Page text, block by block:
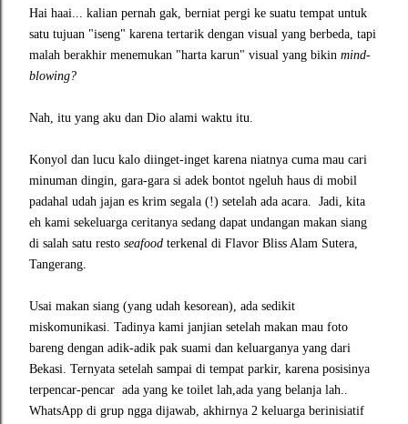
Hai haai... kalian pernah gak, berniat pergi ke suatu tempat untuk
satu tujuan "iseng" karena tertarik dengan visual yang berbeda, tapi
malah berakhir menemukan "harta karun" visual yang bikin mind-
blowing?
Nah, itu yang aku dan Dio alami waktu itu.
Konyol dan lucu kalo diinget-inget karena niatnya cuma mau cari
minuman dingin, gara-gara si adek bontot ngeluh haus di mobil
padahal udah jajan es krim segala (!) setelah ada acara. Jadi, kita
eh kami sekeluarga ceritanya sedang dapat undangan makan siang
di salah satu resto seafood terkenal di Flavor Bliss Alam Sutera,
Tangerang.
Usai makan siang (yang udah kesorean), ada sedikit
miskomunikasi. Tadinya kami janjian setelah makan mau foto
bareng dengan adik-adik pak suami dan keluarganya yang dari
Bekasi. Ternyata setelah sampai di tempat parkir, karena posisinya
terpencar-pencar ada yang ke toilet lah,ada yang belanja lah..
WhatsApp di grup ngga dijawab, akhirnya 2 keluarga berinisiatif